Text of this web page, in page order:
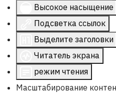
Высокое насыщение
Подсветка ссылок
Выделите заголовки
Читатель экрана
режим чтения
Масштабирование